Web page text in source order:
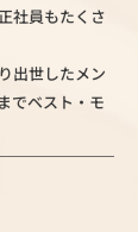
社員もたくさ
出世したメン
でベスト・モ